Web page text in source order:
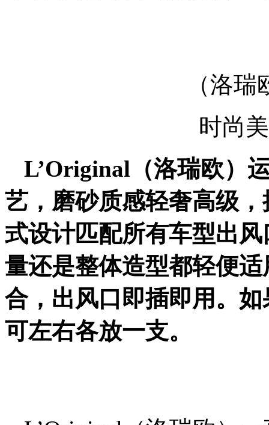
（洛
时尚
L’Original（洛瑞欧）
艺，磨砂质感轻奢高级，
式设计匹配所有车型出
量还是整体造型都轻便适
合，出风口即插即用。
可左右各放一支。